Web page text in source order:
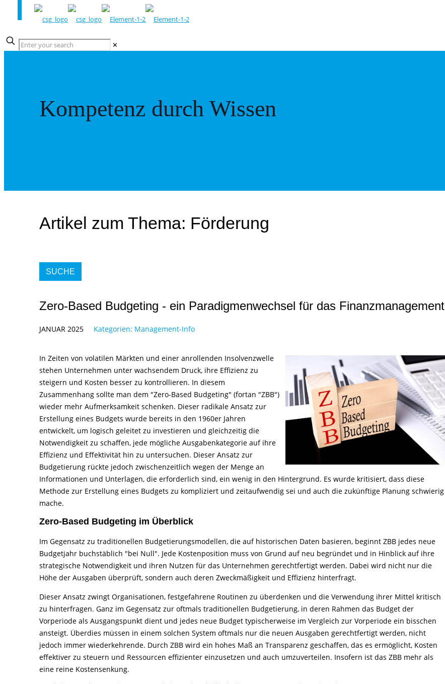
✕
Kompetenz durch Wissen
Artikel zum Thema: Förderung
SUCHE
Zero-Based Budgeting - ein Paradigmenwechsel für das Finanzmanagement
JANUAR 2025 Kategorien: Management-Info
In Zeiten von volatilen Märkten und einer anrollenden Insolvenzwelle
stehen Unternehmen unter wachsendem Druck, ihre Effizienz zu
steigern und Kosten besser zu kontrollieren. In diesem
Zusammenhang sollte man dem "Zero-Based Budgeting" (fortan "ZBB")
wieder mehr Aufmerksamkeit schenken. Dieser radikale Ansatz zur
Erstellung eines Budgets wurde bereits in den 1960er Jahren
entwickelt, um logisch geleitet zu investieren und gleichzeitig die
Notwendigkeit zu schaffen, jede mögliche Ausgabenkategorie auf ihre
Effizienz und Effektivität hin zu untersuchen. Dieser Ansatz zur
Budgetierung rückte jedoch zwischenzeitlich wegen der Menge an
Informationen und Unterlagen, die erforderlich sind, ein wenig in den Hintergrund. Es wurde kritisiert, dass diese
Methode zur Erstellung eines Budgets zu kompliziert und zeitaufwendig sei und auch die zukünftige Planung schwierig
mache.
Zero-Based Budgeting im Überblick
Im Gegensatz zu traditionellen Budgetierungsmodellen, die auf historischen Daten basieren, beginnt ZBB jedes neue
Budgetjahr buchstäblich "bei Null". Jede Kostenposition muss von Grund auf neu begründet und in Hinblick auf ihre
strategische Notwendigkeit und ihren Nutzen für das Unternehmen gerechtfertigt werden. Dabei wird nicht nur die
Höhe der Ausgaben überprüft, sondern auch deren Zweckmäßigkeit und Effizienz hinterfragt.
Dieser Ansatz zwingt Organisationen, festgefahrene Routinen zu überdenken und die Verwendung ihrer Mittel kritisch
zu hinterfragen. Ganz im Gegensatz zur oftmals traditionellen Budgetierung, in deren Rahmen das Budget der
Vorperiode als Ausgangspunkt dient und jedes neue Budget typischerweise im Vergleich zur Vorperiode ein bisschen
ansteigt. Überdies müssen in einem solchen System oftmals nur die neuen Ausgaben gerechtfertigt werden, nicht
jedoch immer wiederkehrende. Durch ZBB wird ein hohes Maß an Transparenz geschaffen, das es ermöglicht, Kosten
effektiver zu steuern und Ressourcen effizienter einzusetzen und auch umzuverteilen. Insofern ist das ZBB mehr als
eine reine Kostensenkung.